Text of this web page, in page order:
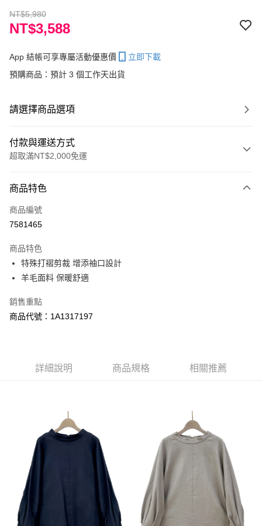
NT$5,980
NT$3,588
App 結帳可享專屬活動優惠價
立即下載
預購商品：預計 3 個工作天出貨
請選擇商品選項
付款與運送方式
超取滿NT$2,000免運
信用卡一次付款
超商取貨付款
Apple Pay
悠遊付
Google Pay
AFTEE先享後付是「在收到商品之後才付款」的支付方式。 讓您購物簡單
便利好安心！
【「AFTEE先享後付」結帳流程】
１．於結帳方式選擇「AFTEE先享後付」後，將跳轉至「AFTEE先享後付」
結帳頁面，進行簡訊認證並確認金額後，即可完成結帳。
２．訂單成立數日內，您將收到繳費通知簡訊。
３．收到繳費通知簡訊後14天內，點擊此簡訊中的連結，可透過四大超商／
ATM／網路銀行／等多元方式進行付款，方視為交易完成。
※ 請注意：結帳手續完成當下不需立刻繳費，但若您需要取消訂單，請聯絡
購買商品的店家。未經商家同意取消之訂單仍視為有效，需透過AFTEE先享
後付繳納相關費用。
※ 交易是否成功請以「AFTEE先享後付 」之結帳頁面顯示為準，若有關於
運送方式
付款後全家取貨---滿2000元免運
每筆NT$60，滿NT$2,000(含以上)免運費
7-11--滿2000元免運
每筆NT$60，滿NT$2,000(含以上)免運費
付款後7-11取貨---滿2000元免運
每筆NT$60，滿NT$2,000(含以上)免運費
商品特色
商品編號
7581465
商品特色
特殊打褶剪裁 增添袖口設計
羊毛面料 保暖舒適
銷售重點
商品代號：1A1317197
詳細說明 商品規格 相關推薦